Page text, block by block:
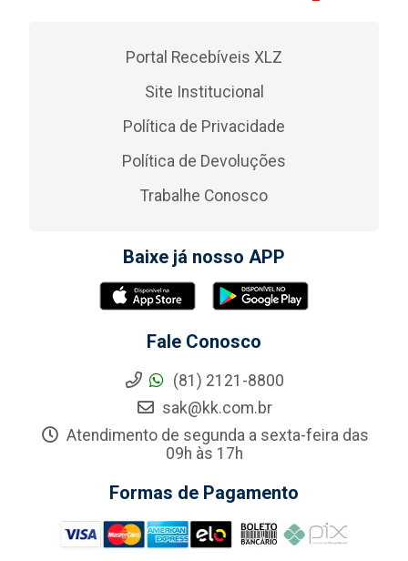
Portal Recebíveis XLZ
Site Institucional
Política de Privacidade
Política de Devoluções
Trabalhe Conosco
Baixe já nosso APP
Fale Conosco
(81) 2121-8800
sak@kk.com.br
Atendimento de segunda a sexta-feira das
09h às 17h
Formas de Pagamento